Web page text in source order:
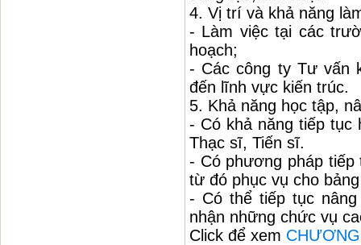
4. Vị trí và khả năng
- Làm việc tại các
hoạch;
- Các công ty Tư vấn
đến lĩnh vực kiến trúc.
5. Khả năng học tập,
- Có khả năng tiếp tục
Thạc sĩ, Tiến sĩ.
- Có phương pháp
từ đó phục vụ cho
- Có thể tiếp tục
nhận những chức vụ
Click để xem